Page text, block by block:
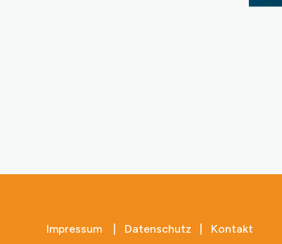
Impressum Datenschutz Kontakt